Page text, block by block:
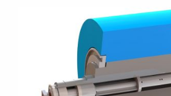
한국어
Wenn Sie noch nicht registriert sind,